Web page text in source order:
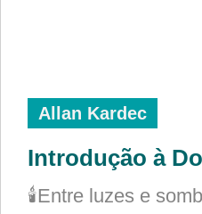
Allan Kardec
Introdução à
🕯️Entre luzes e